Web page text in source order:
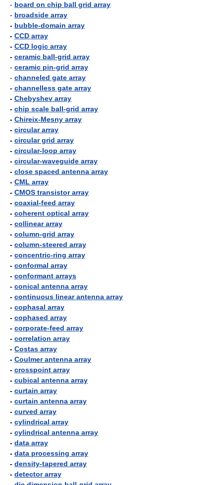
- board on chip ball grid array
- broadside array
- bubble-domain array
- CCD array
- CCD logic array
- ceramic ball-grid array
- ceramic pin-grid array
- channeled gate array
- channelless gate array
- Chebyshev array
- chip scale ball-grid array
- Chireix-Mesny array
- circular array
- circular grid array
- circular-loop array
- circular-waveguide array
- close spaced antenna array
- CML array
- CMOS transistor array
- coaxial-feed array
- coherent optical array
- collinear array
- column-grid array
- column-steered array
- concentric-ring array
- conformal array
- conformant arrays
- conical antenna array
- continuous linear antenna array
- cophasal array
- cophased array
- corporate-feed array
- correlation array
- Costas array
- Coulmer antenna array
- crosspoint array
- cubical antenna array
- curtain array
- curtain antenna array
- curved array
- cylindrical array
- cylindrical antenna array
- data array
- data processing array
- density-tapered array
- detector array